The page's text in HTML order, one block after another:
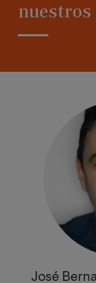
nuestros
José